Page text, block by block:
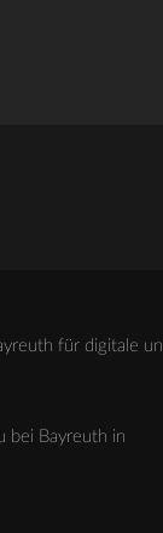
für digitale
bei Bayreuth in